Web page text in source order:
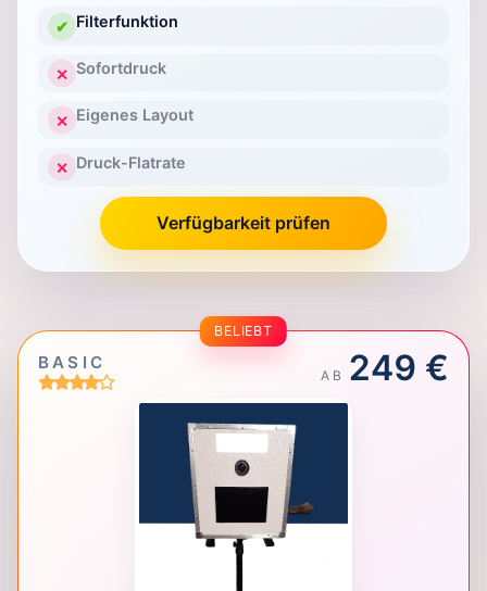
✔ Filterfunktion
✕ Sofortdruck
✕ Eigenes Layout
✕ Druck-Flatrate
Verfügbarkeit prüfen
BELIEBT
BASIC
AB 249 €